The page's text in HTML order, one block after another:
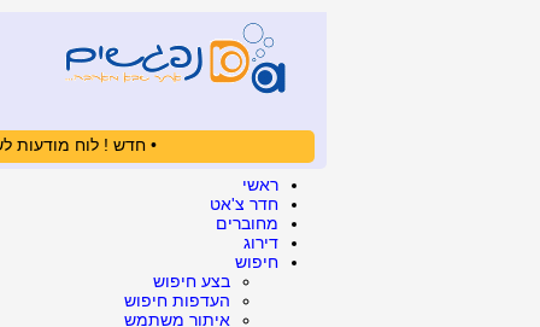
• חדש ! לוח מודעות
ראשי
חדר צ'אט
מחוברים
דירוג
חיפוש
בצע חיפוש
העדפות חיפוש
איתור משתמש